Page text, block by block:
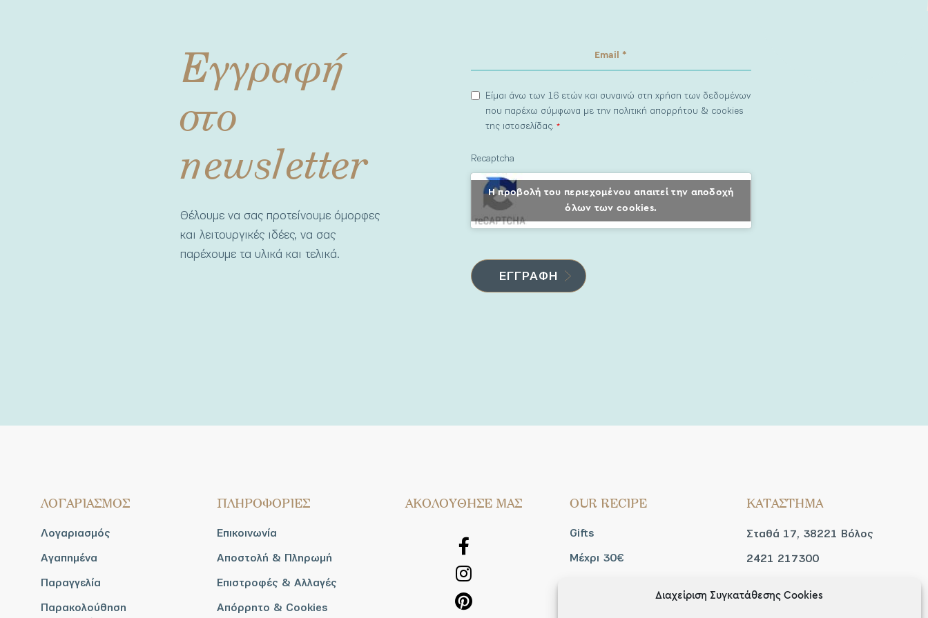
Διαχείριση Συγκατάθεσης Cookies
Εγγραφή
στο
newsletter
Θέλουμε να σας προτείνουμε όμορφες
και λειτουργικές ιδέες, να σας
παρέχουμε τα υλικά και τελικά.
Είμαι άνω των 16 ετών και συναινώ στη χρήση των δεδομένων
που παρέχω σύμφωνα με την πολιτική απορρήτου & cookies
της ιστοσελίδας.*
Recaptcha
Η προβολή του περιεχομένου απαιτεί την αποδοχή
όλων των cookies.
ΛΟΓΑΡΙΑΣΜΟΣ
Λογαριασμός
Αγαπημένα
Παραγγελία
Παρακολούθηση
ΠΛΗΡΟΦΟΡΙΕΣ
Επικοινωνία
Αποστολή & Πληρωμή
Επιστροφές & Αλλαγές
Απόρρητο & Cookies
AΚΟΛΟΥΘΗΣΕ ΜΑΣ OUR RECIPE
Gifts
Μέχρι 30€
ΚΑΤΑΣΤΗΜΑ
Σταθά 17, 38221 Βόλος
2421 217300